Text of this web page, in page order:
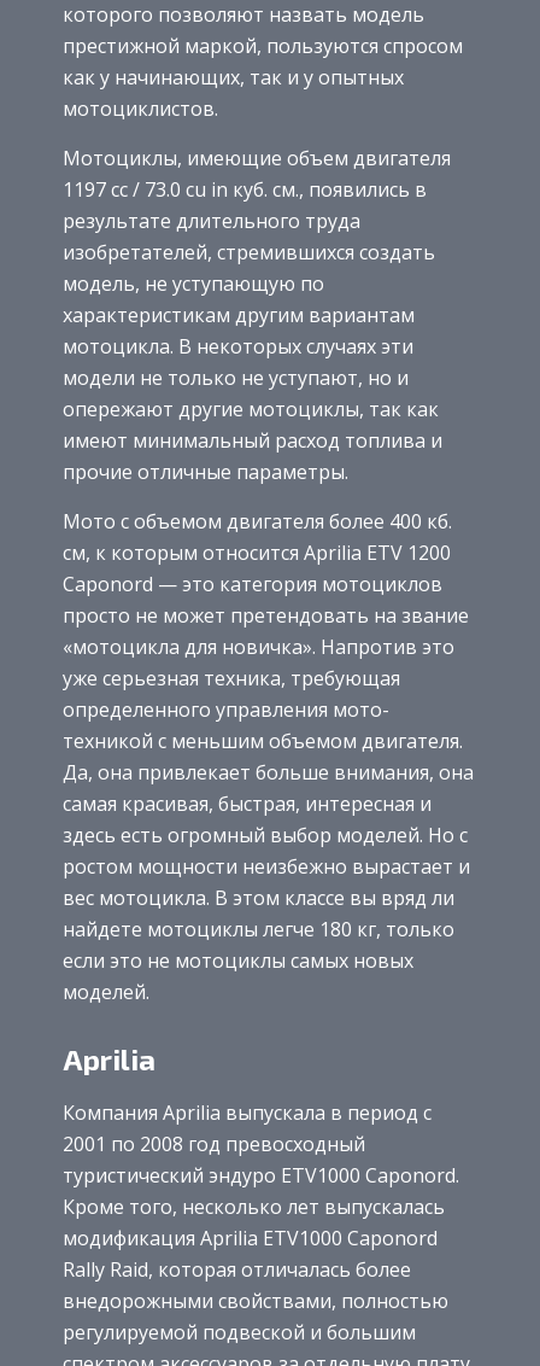
которого позволяют назвать модель
престижной маркой, пользуются спросом
как у начинающих, так и у опытных
мотоциклистов.
Мотоциклы, имеющие объем двигателя
1197 cc / 73.0 cu in куб. см., появились в
результате длительного труда
изобретателей, стремившихся создать
модель, не уступающую по
характеристикам другим вариантам
мотоцикла. В некоторых случаях эти
модели не только не уступают, но и
опережают другие мотоциклы, так как
имеют минимальный расход топлива и
прочие отличные параметры.
Мото с объемом двигателя более 400 кб.
см, к которым относится Aprilia ETV 1200
Caponord — это категория мотоциклов
просто не может претендовать на звание
«мотоцикла для новичка». Напротив это
уже серьезная техника, требующая
определенного управления мото-
техникой с меньшим объемом двигателя.
Да, она привлекает больше внимания, она
самая красивая, быстрая, интересная и
здесь есть огромный выбор моделей. Но с
ростом мощности неизбежно вырастает и
вес мотоцикла. В этом классе вы вряд ли
найдете мотоциклы легче 180 кг, только
если это не мотоциклы самых новых
моделей.
Aprilia
Компания Aprilia выпускала в период с
2001 по 2008 год превосходный
туристический эндуро ETV1000 Caponord.
Кроме того, несколько лет выпускалась
модификация Aprilia ETV1000 Caponord
Rally Raid, которая отличалась более
внедорожными свойствами, полностью
регулируемой подвеской и большим